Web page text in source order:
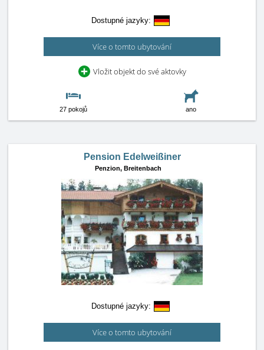
Dostupné jazyky:
Více o tomto ubytování
Vložit objekt do své aktovky
27 pokojů ano
Pension Edelweißiner
Penzion, Breitenbach
Dostupné jazyky:
Více o tomto ubytování